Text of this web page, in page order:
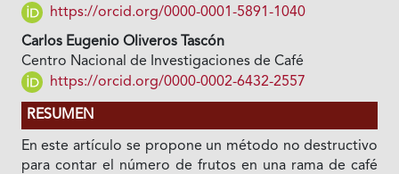
https://orcid.org/0000-0001-5891-1040
Carlos Eugenio Oliveros Tascón
Centro Nacional de Investigaciones de Café
https://orcid.org/0000-0002-6432-2557
RESUMEN
En este artículo se propone un método no destructivo
para contar el número de frutos en una rama de café